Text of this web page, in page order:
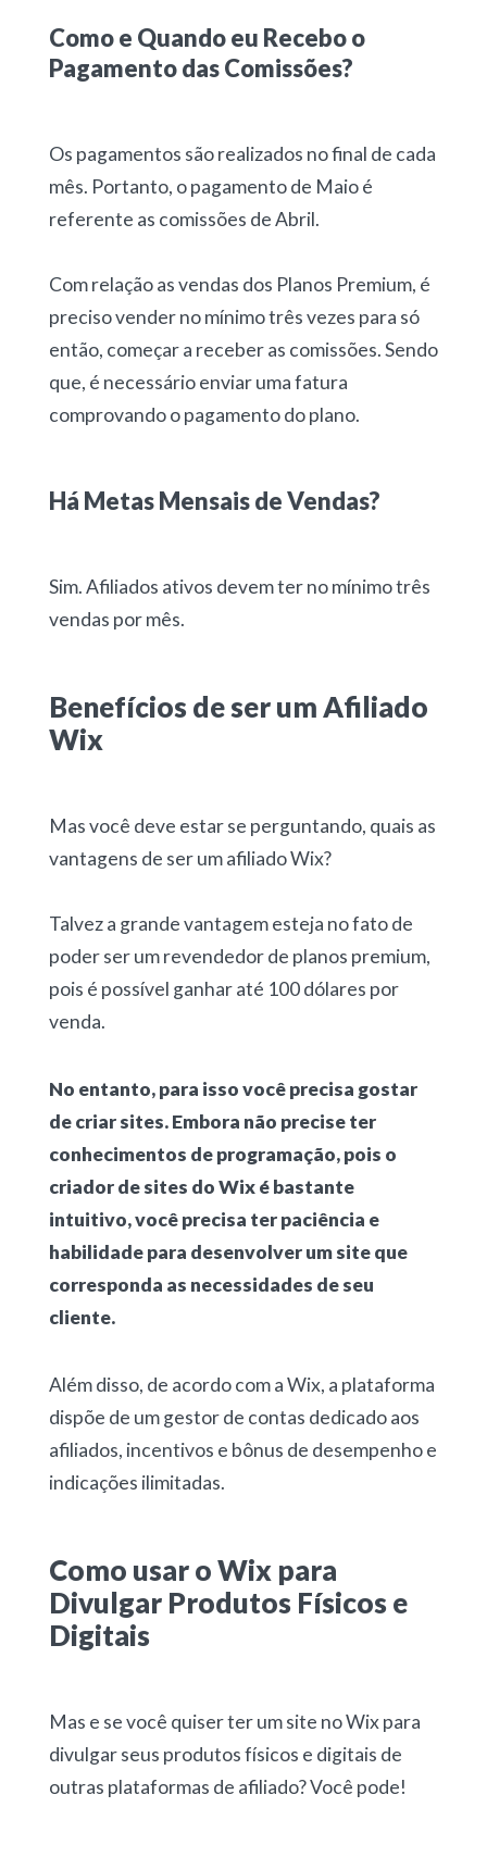
Como e Quando eu Recebo o
Pagamento das Comissões?
Os pagamentos são realizados no final de cada
mês. Portanto, o pagamento de Maio é
referente as comissões de Abril.
Com relação as vendas dos Planos Premium, é
preciso vender no mínimo três vezes para só
então, começar a receber as comissões. Sendo
que, é necessário enviar uma fatura
comprovando o pagamento do plano.
Há Metas Mensais de Vendas?
Sim. Afiliados ativos devem ter no mínimo três
vendas por mês.
Benefícios de ser um Afiliado
Wix
Mas você deve estar se perguntando, quais as
vantagens de ser um afiliado Wix?
Talvez a grande vantagem esteja no fato de
poder ser um revendedor de planos premium,
pois é possível ganhar até 100 dólares por
venda.
No entanto, para isso você precisa gostar
de criar sites. Embora não precise ter
conhecimentos de programação, pois o
criador de sites do Wix é bastante
intuitivo, você precisa ter paciência e
habilidade para desenvolver um site que
corresponda as necessidades de seu
cliente.
Além disso, de acordo com a Wix, a plataforma
dispõe de um gestor de contas dedicado aos
afiliados, incentivos e bônus de desempenho e
indicações ilimitadas.
Como usar o Wix para
Divulgar Produtos Físicos e
Digitais
Mas e se você quiser ter um site no Wix para
divulgar seus produtos físicos e digitais de
outras plataformas de afiliado? Você pode!